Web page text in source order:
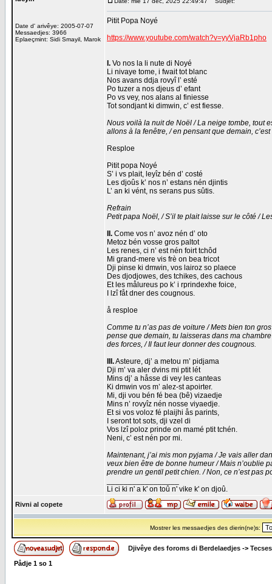
Date d' arivêye: 2005-07-07
Messaedjes: 3966
Eplaeçmint: Sidi Smayil, Marok
Pitit Popa Noyé
https://www.youtube.com/watch?v=yyVjaRb1pho
I. Vo nos la li nute di Noyé
Li nivaye tome, i fwait tot blanc
Nos avans ddja rovyî l’ esté
Po tuzer a nos djeus d’ efant
Po vs vey, nos alans al finiesse
Tot sondjant ki dimwin, c’ est fiesse.
Nous voilà la nuit de Noël / La neige tombe, tout
allons à la fenêtre, / en pensant que demain, c’est
Resploe
Pitit popa Noyé
S’ i vs plait, leyîz bén d’ costé
Les djoûs k’ nos n’ estans nén djintis
L’ an ki vént, ns serans pus sûtis.
Refrain
Petit papa Noël, / S’il te plait laisse sur le côté /
II. Come vos n’ avoz nén d’ oto
Metoz bén vosse gros paltot
Les renes, ci n’ est nén foirt tchôd
Mi grand-mere vis frè on bea tricot
Dji pinse ki dmwin, vos lairoz so plaece
Des djodjowes, des tchikes, des cachous
Et les målureus po k’ i rprindexhe foice,
I lzî fåt dner des cougnous.
å resploe
Comme tu n’as pas de voiture / Mets bien ton
pense que demain, tu laisseras dans ma
des forces, / Il faut leur donner des cougnous.
III.Asteure, dj’ a metou m’ pidjama
Dji m’ va aler dvins mi ptit lét
Mins dj’ a håsse di vey les canteas
Ki dmwin vos m’ alez-st apoirter.
Mi, dji vou bén fé bea (bê) vizaedje
Mins n’ rovyîz nén nosse viyaedje.
Et si vos voloz fé plaijhi ås parints,
I seront tot sots, dji vzel di
Vos lzî poloz prinde on mamé ptit tchén.
Neni, c’ est nén por mi.
Maintenant, j’ai mis mon pyjama / Je vais aller
veux bien être de bonne humeur / Mais n’oublie
prendre un gentil petit chien. / Non, ce n’est pas
Li ci ki n' a k' on toû n' vike k' on djoû.
Rivni al copete
Mostrer les messaedjes des dierin(ne)s:
Djivêye des foroms di Berdelaedjes ->
Pådje 1 so 1